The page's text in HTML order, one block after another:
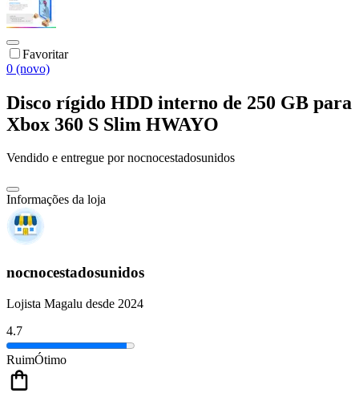
Favoritar
0 (novo)
Disco rígido HDD interno de 250 GB para
Xbox 360 S Slim HWAYO
Vendido e entregue por nocnocestadosunidos
Informações da loja
nocnocestadosunidos
Lojista Magalu desde 2024
4.7
RuimÓtimo